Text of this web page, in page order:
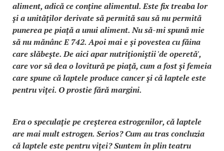
aliment, adică ce conţine alimentul. Este fix treaba lor
şi a unităţilor derivate să permită sau să nu permită
punerea pe piaţă a unui aliment. Nu să-mi spună mie
să nu mănânc E 742. Apoi mai e şi povestea cu făina
care slăbeşte. De aici apar nutriţioniştii 'de operetă',
care vor să dea o lovitură pe piaţă, cum a fost şi femeia
care spune că laptele produce cancer şi că laptele este
pentru viţei. O prostie fără margini.
Era o speculaţie pe creşterea estrogenilor, că laptele
are mai mult estrogen. Serios? Cum au tras concluzia
că laptele este pentru viţei? Suntem în plin teatru